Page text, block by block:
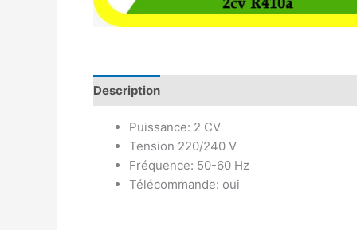
Description
Puissance: 2 CV
Tension 220/240 V
Fréquence: 50-60 Hz
Télécommande: oui